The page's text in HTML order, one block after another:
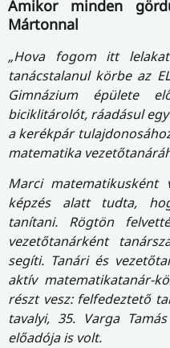
Amikor minden
Mártonnal
„Hova fogom itt
tanácstalanul körbe az
Gimnázium épülete
biciklitárolót, ráadásul
a kerékpár
matematika
Marci matematikusként
képzés alatt tudta,
tanítani. Rögtön
vezetőtanárként
segíti. Tanári és
aktív matematikatanár-
részt vesz: felfedeztető
tavalyi, 35. Varga
előadója is volt.